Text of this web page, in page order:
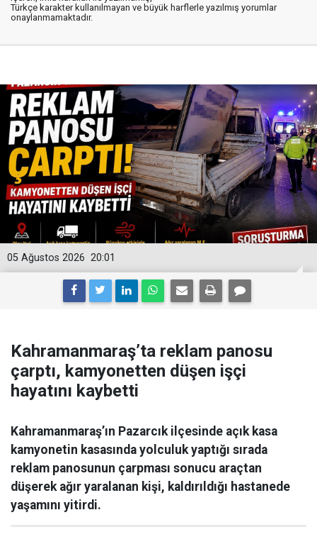
Türkçe karakter kullanılmayan ve büyük harflerle yazılmış yorumlar
onaylanmamaktadır.
20:01
05 Ağustos 2026
Kahramanmaraş’ta reklam panosu
çarptı, kamyonetten düşen işçi
hayatını kaybetti
Kahramanmaraş’ın Pazarcık ilçesinde açık kasa
kamyonetin kasasında yolculuk yaptığı sırada
reklam panosunun çarpması sonucu araçtan
düşerek ağır yaralanan kişi, kaldırıldığı hastanede
yaşamını yitirdi.